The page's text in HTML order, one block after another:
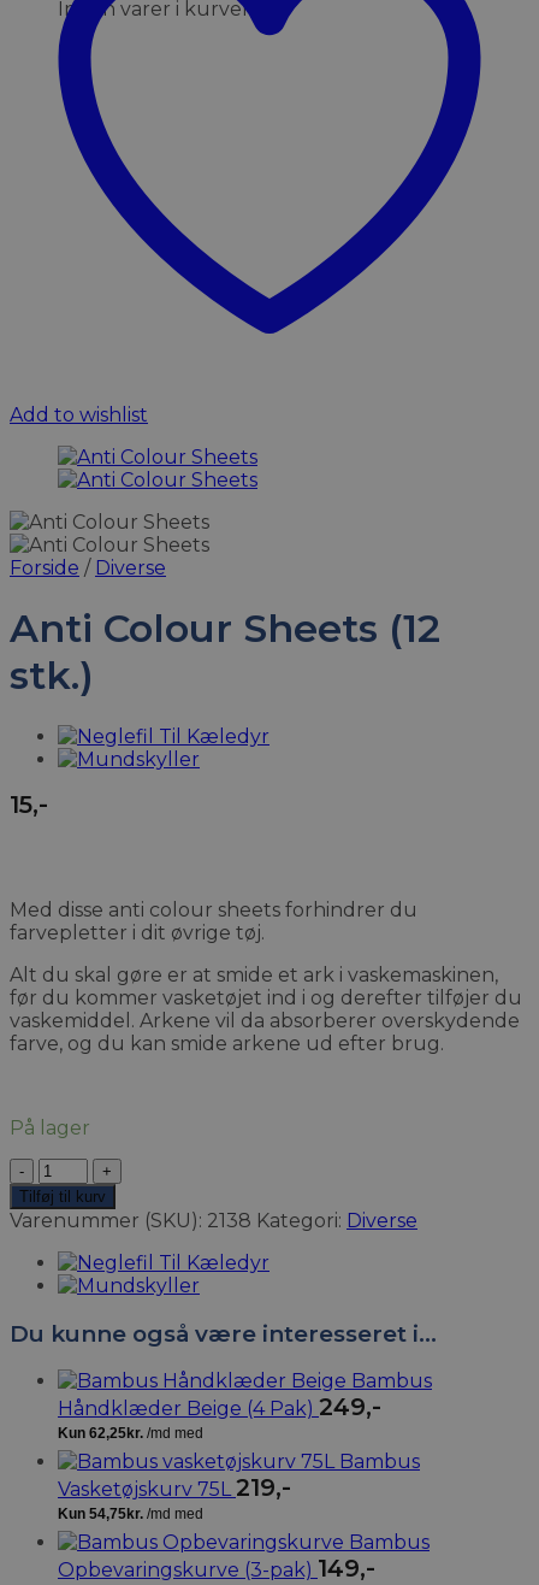
Ingen varer i kurven.
Add to wishlist
Forside / Diverse
Anti Colour Sheets (12
stk.)
15,-
Med disse anti colour sheets forhindrer du
farvepletter i dit øvrige tøj.
Alt du skal gøre er at smide et ark i vaskemaskinen,
før du kommer vasketøjet ind i og derefter tilføjer du
vaskemiddel. Arkene vil da absorberer overskydende
farve, og du kan smide arkene ud efter brug.
På lager
Anti
Colour
Sheets
stk.)
antal
Tilføj til kurv
Varenummer (SKU): 2138 Kategori: Diverse
Du kunne også være interesseret i…
Bambus
Håndklæder Beige (4 Pak) 249,-
Bambus
Vasketøjskurv 75L 219,-
Bambus
Opbevaringskurve (3-pak) 149,-